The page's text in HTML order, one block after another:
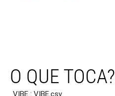
O QUE TOCA?